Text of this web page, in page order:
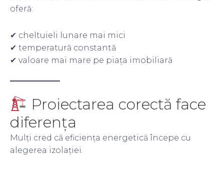
oferă:
✔ cheltuieli lunare mai mici
✔ temperatură constantă
✔ valoare mai mare pe piața imobiliară
Proiectarea corectă face
diferența
Mulți cred că eficiența energetică începe cu
alegerea izolației.